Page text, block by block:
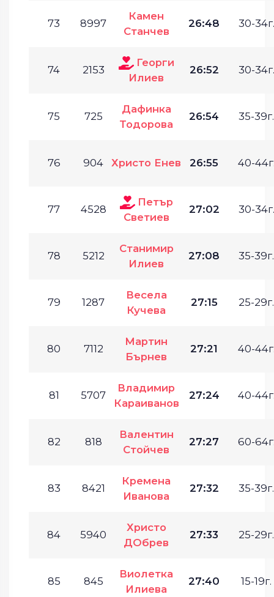
73 8997
Камен
Станчев
26:48 30-34г.
74 2153
Георги
Илиев
26:52 30-34г.
75 725
Дафинка
Тодорова
26:54 35-39г.
76 904 Христо Енев 26:55 40-
77 4528
Петър
Светиев
27:02 30-34г.
78 5212
Станимир
Илиев
27:08 35-39г.
79 1287
Весела
Кучева
27:15 25-29г.
80 7112
Мартин
Бърнев
27:21 40-
81 5707
Владимир
Караиванов
27:24 40-
82 818
Валентин
Стойчев
27:27 60-
83 8421
Кремена
Иванова
27:32 35-39г.
84 5940
Христо
ДОбрев
27:33 25-29г.
85 845
Виолетка
Илиева
27:40 15-19г.